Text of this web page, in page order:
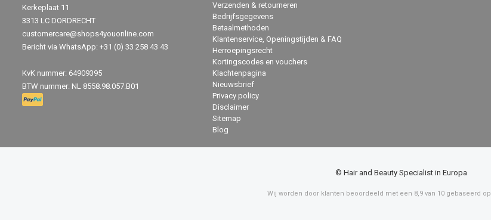
Kerkeplaat 11
3313 LC DORDRECHT
customercare@shops4youonline.com
Bericht via WhatsApp: +31 (0) 33 258 43 43
KvK nummer: 64909395
BTW nummer: NL 8558.98.057.B01
Verzenden & retourneren
Bedrijfsgegevens
Betaalmethoden
Klantenservice, Openingstijden & FAQ
Herroepingsrecht
Kortingscodes en vouchers
Klachtenpagina
Nieuwsbrief
Privacy policy
Disclaimer
Sitemap
Blog
© Hair and Beauty Specialist in Europa
Wij worden door klanten beoordeeld met een 8,9 van 10 gebaseerd op